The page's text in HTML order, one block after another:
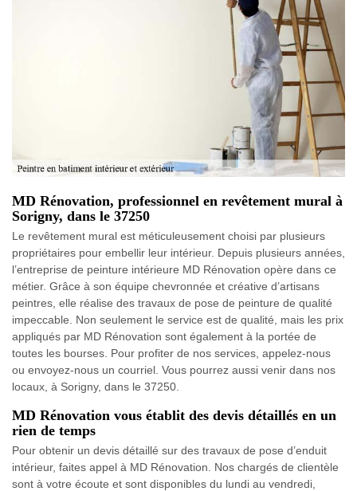
MD Rénovation, professionnel en revêtement mural à
Sorigny, dans le 37250
Le revêtement mural est méticuleusement choisi par plusieurs
propriétaires pour embellir leur intérieur. Depuis plusieurs années,
l’entreprise de peinture intérieure MD Rénovation opère dans ce
métier. Grâce à son équipe chevronnée et créative d’artisans
peintres, elle réalise des travaux de pose de peinture de qualité
impeccable. Non seulement le service est de qualité, mais les prix
appliqués par MD Rénovation sont également à la portée de
toutes les bourses. Pour profiter de nos services, appelez-nous
ou envoyez-nous un courriel. Vous pourrez aussi venir dans nos
locaux, à Sorigny, dans le 37250.
MD Rénovation vous établit des devis détaillés en un
rien de temps
Pour obtenir un devis détaillé sur des travaux de pose d’enduit
intérieur, faites appel à MD Rénovation. Nos chargés de clientèle
sont à votre écoute et sont disponibles du lundi au vendredi,